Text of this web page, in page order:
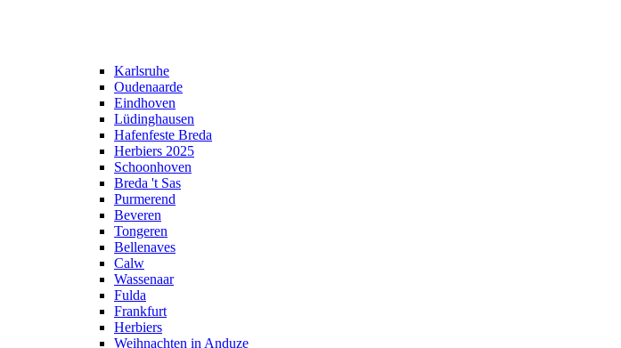
Karlsruhe
Oudenaarde
Eindhoven
Lüdinghausen
Hafenfeste Breda
Herbiers 2025
Schoonhoven
Breda 't Sas
Purmerend
Beveren
Tongeren
Bellenaves
Calw
Wassenaar
Fulda
Frankfurt
Herbiers
Weihnachten in Anduze